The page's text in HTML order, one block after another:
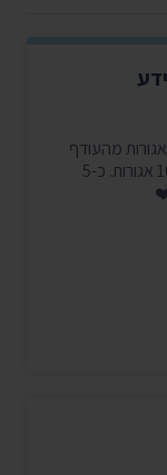
מהעודף
בכל קנייה. קניתם ב-99.90 ₪? תרמתם לנו 10 אגורות. כ-5